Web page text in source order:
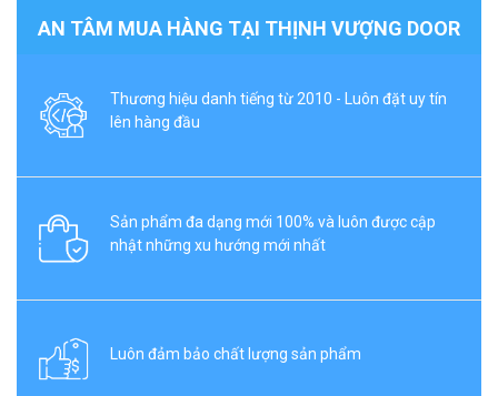
AN TÂM MUA HÀNG TẠI THỊNH VƯỢNG DOOR
Thương hiệu danh tiếng từ 2010 - Luôn đặt uy tín
lên hàng đầu
Sản phẩm đa dạng mới 100% và luôn được cập
nhật những xu hướng mới nhất
Luôn đảm bảo chất lượng sản phẩm